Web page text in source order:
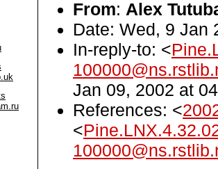
From: Alex
Date: Wed, 9 Jan
In-reply-to: <
Jan 09, 2002 at
References: <
<